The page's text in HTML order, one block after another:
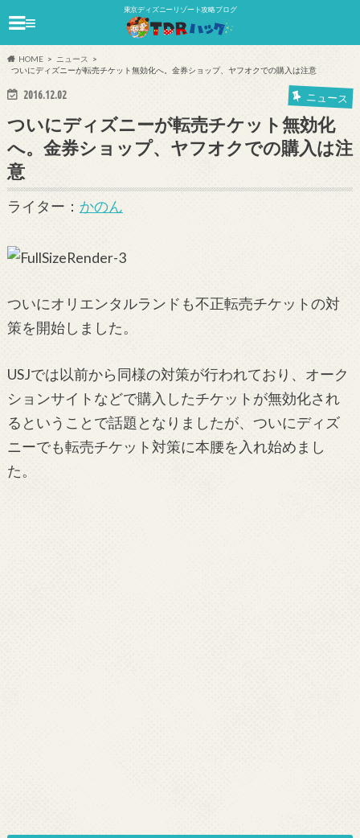
東京ディズニーリゾート攻略ブログ
≡
HOME
ニュース
ついにディズニーが転売チケット無効化へ。金券ショップ、ヤフオクでの購入は注意
2016.12.02 ニュース
ついにディズニーが転売チケット無効化
へ。金券ショップ、ヤフオクでの購入は注
意
ライター： かのん
ついにオリエンタルランドも不正転売チケットの対
策を開始しました。
USJでは以前から同様の対策が行われており、オーク
ションサイトなどで購入したチケットが無効化され
るということで話題となりましたが、ついにディズ
ニーでも転売チケット対策に本腰を入れ始めまし
た。